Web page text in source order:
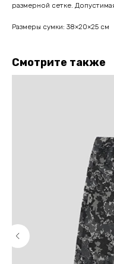
размерной сетке.
Размеры сумки: 38×20×25 см
Смотрите также